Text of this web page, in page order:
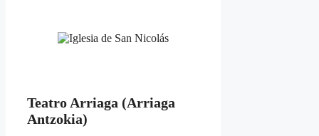
Teatro Arriaga (Arriaga
Antzokia)